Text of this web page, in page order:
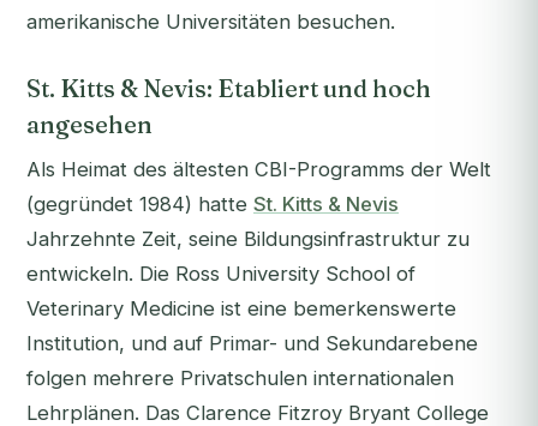
amerikanische Universitäten besuchen.
St. Kitts & Nevis: Etabliert und hoch
angesehen
Als Heimat des ältesten CBI-Programms der Welt
(gegründet 1984) hatte St. Kitts & Nevis
Jahrzehnte Zeit, seine Bildungsinfrastruktur zu
entwickeln. Die Ross University School of
Veterinary Medicine ist eine bemerkenswerte
Institution, und auf Primar- und Sekundarebene
folgen mehrere Privatschulen internationalen
Lehrplänen. Das Clarence Fitzroy Bryant College